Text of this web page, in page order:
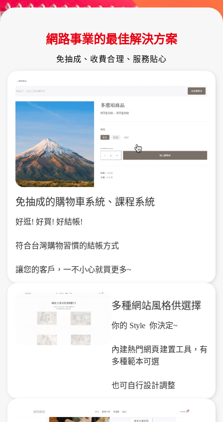
網路事業的最佳解決方案
免抽成、收費合理、服務貼心
免抽成的購物車系統、課程系統
好逛! 好買! 好結帳!
符合台灣購物習慣的結帳方式
讓您的客戶，一不小心就買更多~
多種網站風格供選擇
你的 Style 你決定~
內建熱門網頁建置工具，有
多種範本可選
也可自行設計調整